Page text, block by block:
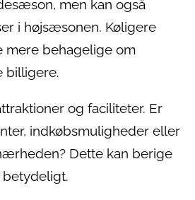
men kan også
i højsæsonen. Køligere
behagelige om
billigere.
og faciliteter. Er
indkøbsmuligheder eller
Dette kan berige